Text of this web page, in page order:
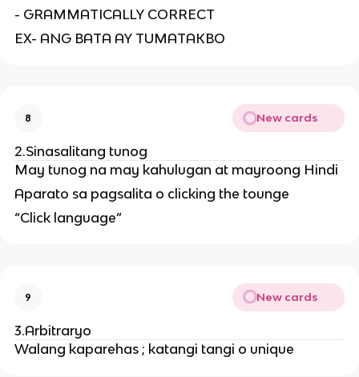
- GRAMMATICALLY CORRECT
EX- ANG BATA AY TUMATAKBO
8 New cards
2.Sinasalitang tunog
May tunog na may kahulugan at mayroong Hindi
Aparato sa pagsalita o clicking the tounge
“Click language”
9 New cards
3.Arbitraryo
Walang kaparehas ; katangi tangi o unique